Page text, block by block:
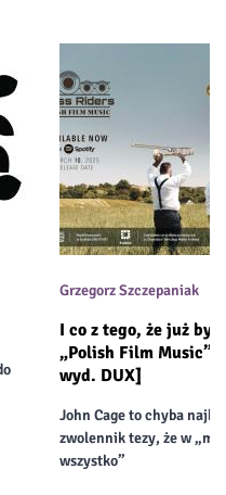
Grzegorz Szczepaniak
I co z tego, że już
„Polish Film Music”
wyd. DUX]
John Cage to chyba
zwolennik tezy, że w
wszystko”